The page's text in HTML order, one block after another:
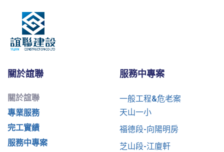
關於誼聯
關於誼聯
專業服務
完工實績
服務中專案
服務中專案
一般工程&危老案
天山一小
福德段-向陽明房
芝山段-江廈軒